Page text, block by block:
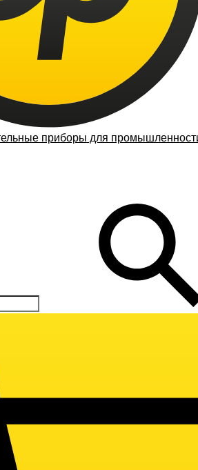
приборы для